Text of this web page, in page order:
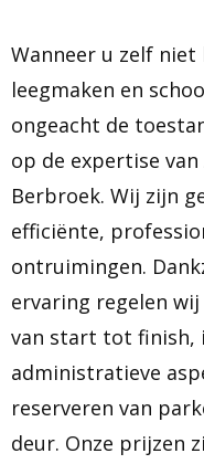
Wanneer u zelf
leegmaken en
ongeacht de
op de expertise
Berbroek. Wij zijn
efficiënte,
ontruimingen.
ervaring regelen
van start tot finish,
administratieve
reserveren van
deur. Onze prijzen